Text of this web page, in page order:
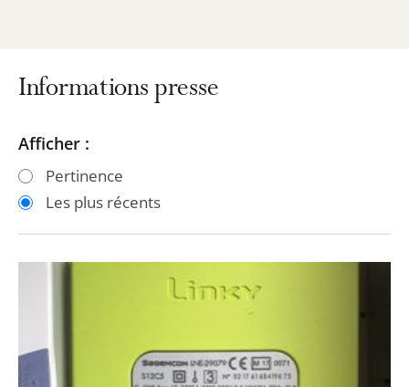
Informations presse
Passer
les
filtres
Passer
les
filtres
Afficher :
Pertinence
Les plus récents
«
Linky